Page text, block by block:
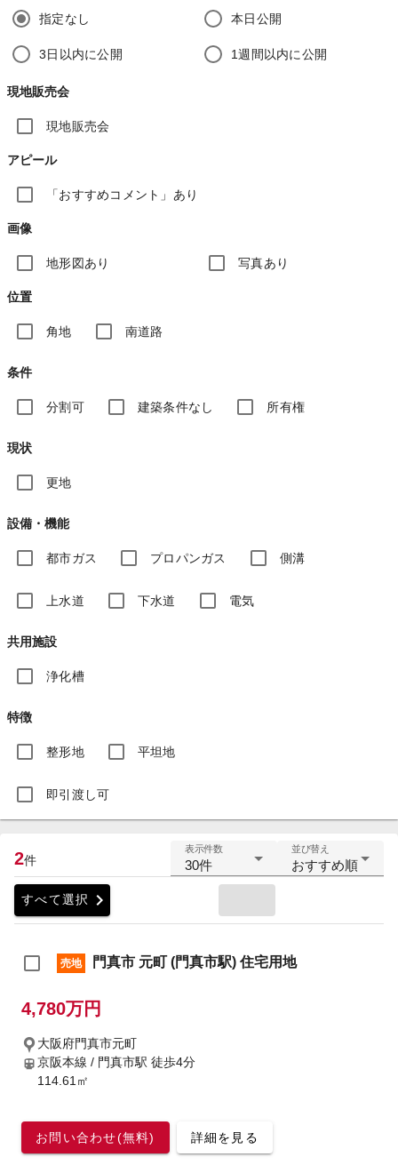
指定なし 本日公開
3日以内に公開 1週間以内に公開
現地販売会
現地販売会
アピール
「おすすめコメント」あり
画像
地形図あり 写真あり
位置
角地 南道路
条件
分割可 建築条件なし 所有権
現状
更地
設備・機能
都市ガス プロパンガス 側溝
上水道 下水道 電気
共用施設
浄化槽
特徴
整形地 平坦地
即引渡し可
2件
表示件数
30件
並び替え
おすすめ順
すべて選択 chevron_right
売地 門真市 元町 (門真市駅) 住宅用地
4,780万円
大阪府門真市元町
京阪本線 / 門真市駅 徒歩4分
114.61㎡
お問い合わせ(無料) 詳細を見る